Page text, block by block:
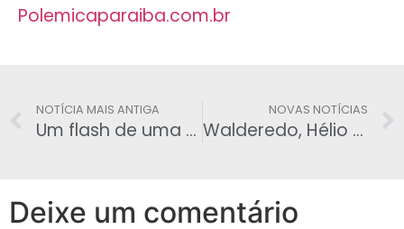
Polemicaparaiba.com.br
NOTÍCIA MAIS ANTIGA
Um flash de uma máquina provocou um assassinato – Pedro Marinho.
NOVAS NOTÍCIAS
Walderedo, Hélio Maximo e João Lucena numa entrevista coletiva
Deixe um comentário